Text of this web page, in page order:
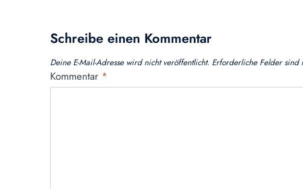
Schreibe einen Kommentar
Deine E-Mail-Adresse wird nicht veröffentlicht. Erforderliche Felder sind
Kommentar *